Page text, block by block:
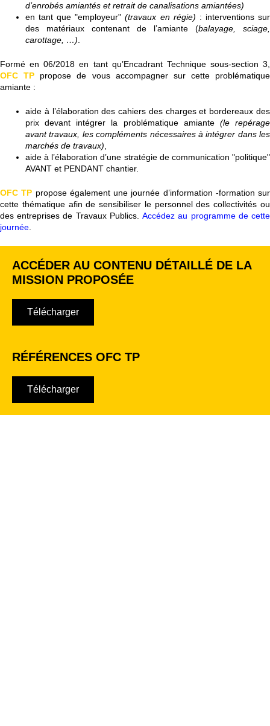
d’enrobés amiantés et retrait de canalisations amiantées)
en tant que "employeur"(travaux en régie) : interventions sur
des matériaux contenant de l’amiante (balayage, sciage,
carottage, …)
Formé en 06/2018 en tant qu’Encadrant Technique sous-section 3,
OFC TP propose de vous accompagner sur cette problématique
amiante :
aide à l’élaboration des cahiers des charges et bordereaux des
prix devant intégrer la problématique amiante (le repérage
avant travaux, les compléments nécessaires à intégrer dans les
marchés de travaux)
aide à l’élaboration d’une stratégie de communication "politique"
AVANT et PENDANT chantier.
OFC TP propose également une journée d’information -formation sur
cette thématique afin de sensibiliser le personnel des collectivités ou
des entreprises de Travaux Publics.Accédez au programme de cette
journée
ACCÉDER AU CONTENU DÉTAILLÉ DE LA
MISSION PROPOSÉE
Télécharger
RÉFÉRENCES OFC TP
Télécharger